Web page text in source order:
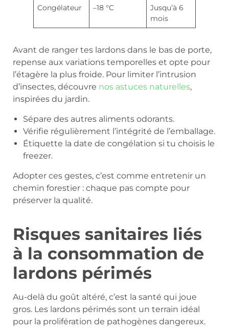
Congélateur
–18 °C
Jusqu’à 6
mois
Avant de ranger tes lardons dans le bas de porte,
repense aux variations temporelles et opte pour
l’étagère la plus froide. Pour limiter l’intrusion
d’insectes, découvre nos astuces naturelles,
inspirées du jardin.
Sépare des autres aliments odorants.
Vérifie régulièrement l’intégrité de l’emballage.
Étiquette la date de congélation si tu choisis le
freezer.
Adopter ces gestes, c’est comme entretenir un
chemin forestier : chaque pas compte pour
préserver la qualité.
Risques sanitaires liés
à la consommation de
lardons périmés
Au-delà du goût altéré, c’est la santé qui joue
gros. Les lardons périmés sont un terrain idéal
pour la prolifération de pathogènes dangereux.